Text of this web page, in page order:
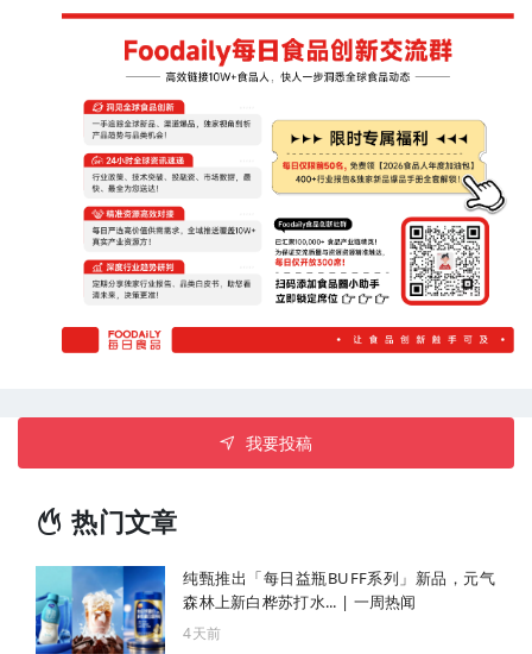
我要投稿
热门文章
纯甄推出「每日益瓶BUFF系列」新品，元气
森林上新白桦苏打水... | 一周热闻
4天前